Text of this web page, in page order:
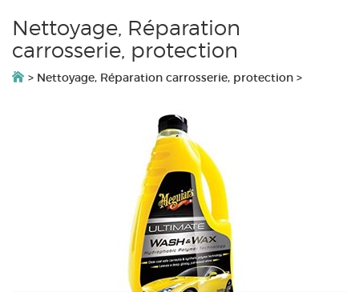
Nettoyage, Réparation
carrosserie, protection
> Nettoyage, Réparation carrosserie, protection >